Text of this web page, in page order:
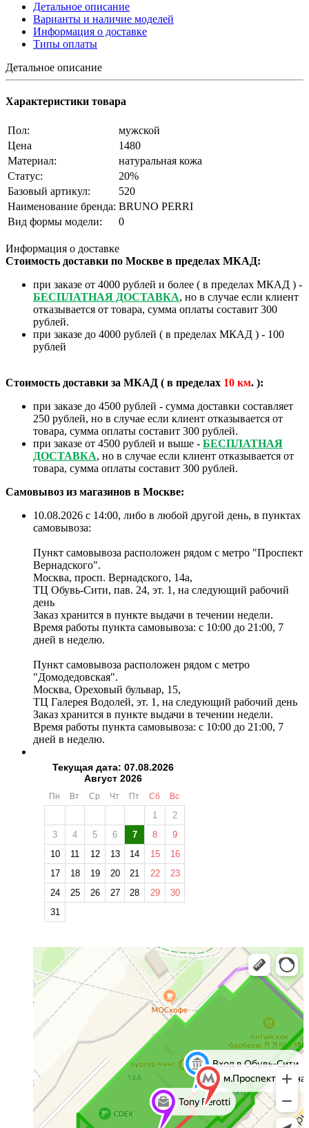
Детальное описание
Варианты и наличие моделей
Информация о доставке
Типы оплаты
Детальное описание
Характеристики товара
Пол:
мужской
Цена
1480
Материал:
натуральная кожа
Статус:
20%
Базовый артикул:
520
Наименование бренда: BRUNO PERRI
Вид формы модели:
0
Информация о доставке
Стоимость доставки по Москве в пределах МКАД:
при заказе от 4000 рублей и более ( в пределах МКАД ) -
БЕСПЛАТНАЯ ДОСТАВКА, но в случае если клиент
отказывается от товара, сумма оплаты составит 300
рублей.
при заказе до 4000 рублей ( в пределах МКАД ) - 100
рублей
Стоимость доставки за МКАД ( в пределах 10 км. ):
при заказе до 4500 рублей - сумма доставки составляет
250 рублей, но в случае если клиент отказывается от
товара, сумма оплаты составит 300 рублей.
при заказе от 4500 рублей и выше - БЕСПЛАТНАЯ
ДОСТАВКА, но в случае если клиент отказывается от
товара, сумма оплаты составит 300 рублей.
Самовывоз из магазинов в Москве:
10.08.2026 с 14:00, либо в любой другой день, в пунктах
самовывоза:
Пункт самовывоза расположен рядом с метро "Проспект
Вернадского".
Москва, просп. Вернадского, 14а,
ТЦ Обувь-Сити, пав. 24, эт. 1, на следующий рабочий
день
Заказ хранится в пункте выдачи в течении недели.
Время работы пункта самовывоза: с 10:00 до 21:00, 7
дней в неделю.
Пункт самовывоза расположен рядом с метро
"Домодедовская".
Москва, Ореховый бульвар, 15,
ТЦ Галерея Водолей, эт. 1, на следующий рабочий день
Заказ хранится в пункте выдачи в течении недели.
Время работы пункта самовывоза: с 10:00 до 21:00, 7
дней в неделю.
Текущая дата: 07.08.2026
Август 2026
Пн Вт Ср Чт Пт Сб Вс
1
2
3
4 5 6 7 8
9
10
11 12 13 14 15
16
17
18 19 20 21 22
23
24
25 26 27 28 29
30
31